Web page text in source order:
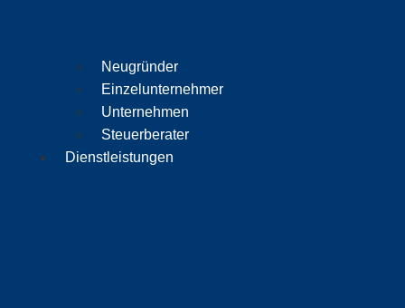
Neugründer
Einzelunternehmer
Unternehmen
Steuerberater
Dienstleistungen